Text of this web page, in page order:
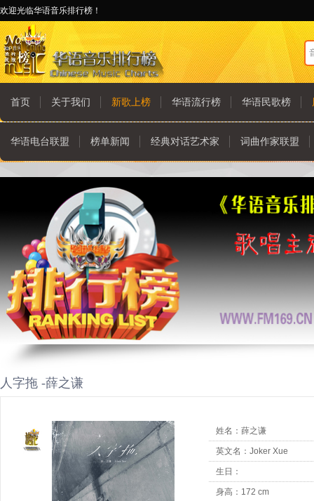
欢迎光临华语音乐排行榜！
首页 关于我们 新歌上榜 华语流行榜 华语民歌榜
华语电台联盟 榜单新闻 经典对话艺术家 词曲作家联盟
人字拖 -薛之谦
姓名：薛之谦
英文名：Joker Xue
生日：
身高：172 cm